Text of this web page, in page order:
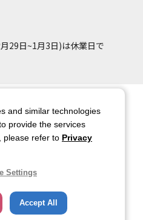
29日~1月3日)は休業日で
サイトポリシー
個人情報保護方針
お問い合わせ
プページ
and similar technologies
provide the services
please refer to Privacy
Settings
Accept All